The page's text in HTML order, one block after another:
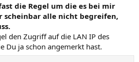
die Regel um die es bei mir
scheinbar alle nicht begreifen,
den Zugriff auf die LAN IP des
Du ja schon angemerkt hast.